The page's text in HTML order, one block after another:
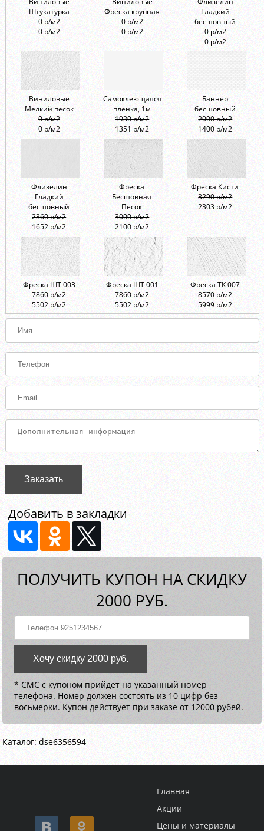
Штукатурка
0 р/м2
0 р/м2
Фреска крупная
0 р/м2
0 р/м2
Гладкий
бесшовный
0 р/м2
0 р/м2
Виниловые
Мелкий песок
0 р/м2
0 р/м2
Самоклеющаяся
пленка, 1м
1930 р/м2
1351 р/м2
Баннер
бесшовный
2000 р/м2
1400 р/м2
Флизелин
Гладкий
бесшовный
2360 р/м2
1652 р/м2
Фреска
Бесшовная
Песок
3000 р/м2
2100 р/м2
Фреска Кисти
3290 р/м2
2303 р/м2
Фреска ШТ 003
7860 р/м2
5502 р/м2
Фреска ШТ 001
7860 р/м2
5502 р/м2
Фреска ТК 007
8570 р/м2
5999 р/м2
Заказать
Добавить в закладки
ПОЛУЧИТЬ КУПОН НА СКИДКУ
2000 РУБ.
Хочу скидку 2000 руб.
* СМС с купоном прийдет на указанный номер
телефона. Номер должен состоять из 10 цифр без
восьмерки. Купон действует при заказе от 12000 рубей.
Каталог: dse6356594
Главная
Акции
Цены и материалы